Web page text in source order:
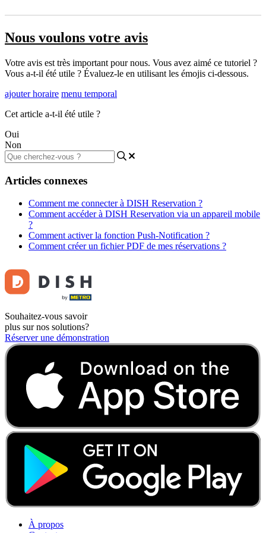
Nous voulons votre avis
Votre avis est très important pour nous. Vous avez aimé ce tutoriel ?
Vous a-t-il été utile ? Évaluez-le en utilisant les émojis ci-dessous.
ajouter horaire menu temporal
Cet article a-t-il été utile ?
Oui
Non
Articles connexes
Comment me connecter à DISH Reservation ?
Comment accéder à DISH Reservation via un appareil mobile
?
Comment activer la fonction Push-Notification ?
Comment créer un fichier PDF de mes réservations ?
Souhaitez-vous savoir
plus sur nos solutions?
Réserver une démonstration
À propos